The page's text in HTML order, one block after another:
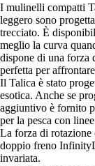
I mulinelli compatti
leggero sono
trecciato. È
meglio la curva
dispone di una forza
perfetta per
Il Talica è stato
esotica. Anche se
aggiuntivo è fornito
per la pesca con
La forza di rotazione
doppio freno
invariata.